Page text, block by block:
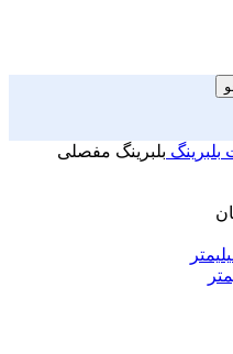
بلبرینگ بلبرینگ مفصلی